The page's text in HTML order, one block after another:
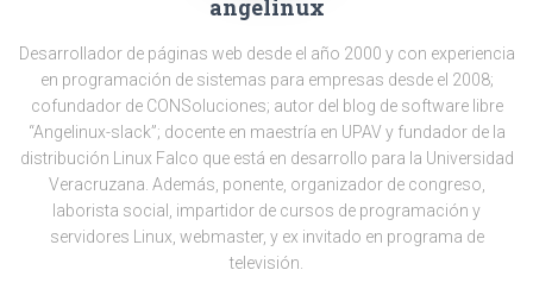
angelinux
Desarrollador de páginas web desde el año 2000 y con experiencia
en programación de sistemas para empresas desde el 2008;
cofundador de CONSoluciones; autor del blog de software libre
“Angelinux-slack”; docente en maestría en UPAV y fundador de la
distribución Linux Falco que está en desarrollo para la Universidad
Veracruzana. Además, ponente, organizador de congreso,
laborista social, impartidor de cursos de programación y
servidores Linux, webmaster, y ex invitado en programa de
televisión.